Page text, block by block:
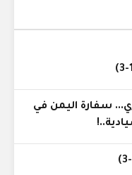
سفارة اليمن في